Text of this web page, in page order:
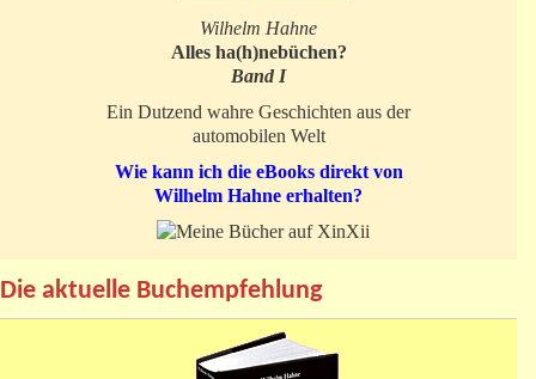
Wilhelm Hahne
Alles ha(h)nebüchen?
Band I
Ein Dutzend wahre Geschichten aus der
automobilen Welt
Wie kann ich die eBooks direkt von
Wilhelm Hahne erhalten?
Die aktuelle Buchempfehlung